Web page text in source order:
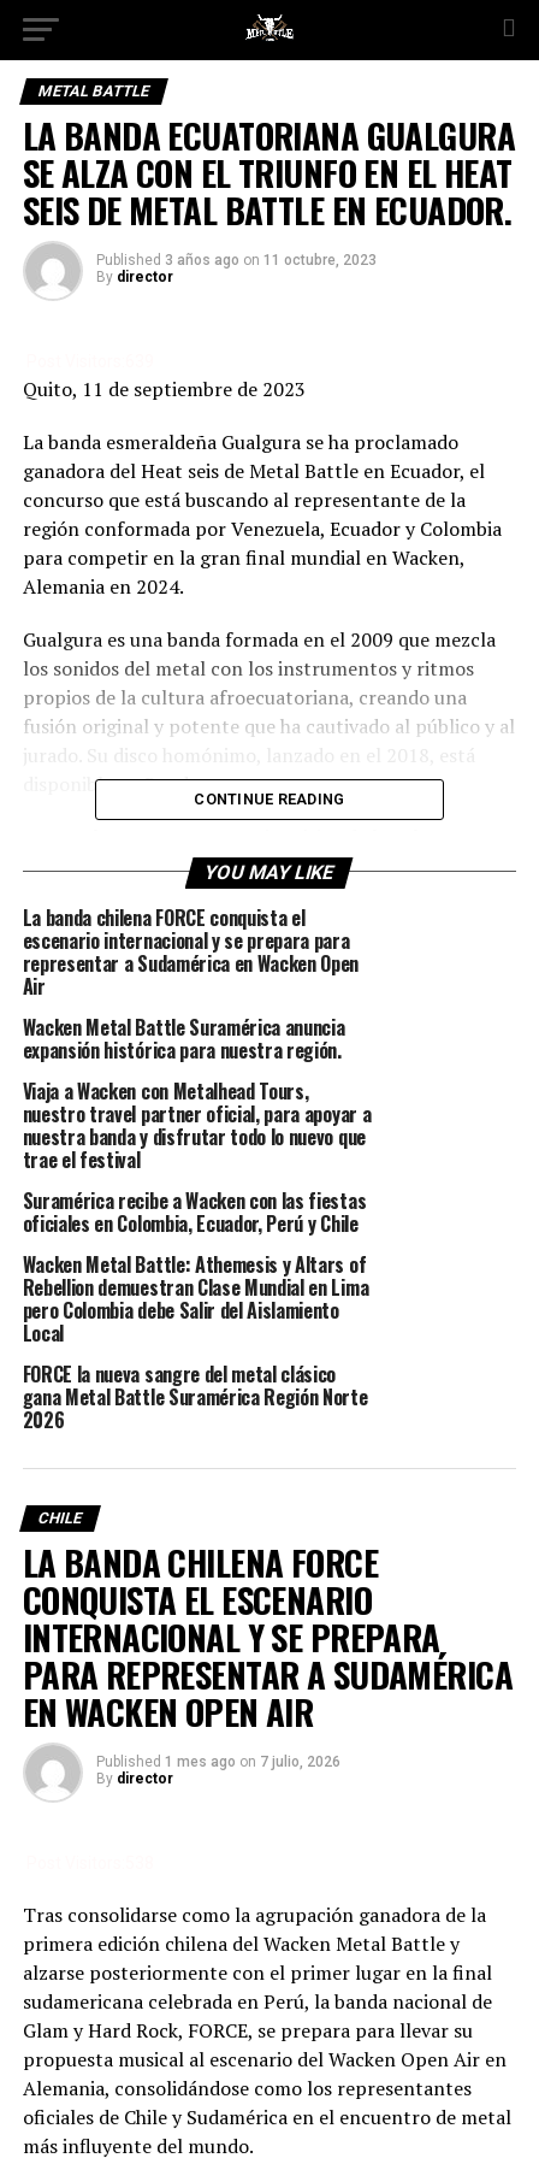
METAL BATTLE
LA BANDA ECUATORIANA GUALGURA
SE ALZA CON EL TRIUNFO EN EL HEAT
SEIS DE METAL BATTLE EN ECUADOR.
Published 3 años ago on 11 octubre, 2023
By director
Quito, 11 de septiembre de 2023
La banda esmeraldeña Gualgura se ha proclamado
ganadora del Heat seis de Metal Battle en Ecuador, el
concurso que está buscando al representante de la
región conformada por Venezuela, Ecuador y Colombia
para competir en la gran final mundial en Wacken,
Alemania en 2024.
Gualgura es una banda formada en el 2009 que mezcla
los sonidos del metal con los instrumentos y ritmos
propios de la cultura afroecuatoriana, creando una
fusión original y potente que ha cautivado al público y al
disponible en Bandcamp.
afroecuatoriana, que se cree que es un espíritu que
adopta la forma de una polla negra pequeña que atrae
con su piar. Según la leyenda, la gualgura sale por las
noches y tiene la virtud de convertirse en hombre.
Generalmente ataca a los trasnochadores, a quienes les
protegerse de la gualgura hay que hacerse la señal de la
cruz sobre las orejas
Con esta victoria, la agrupación se suma a las otras
cinco bandas finalistas de Ecuador, que se enfrentarán
su país en la gran final regional de Metal Battle, que se
realizará en Bogotá el 2 de diciembre.
La final regional contará con la participación de las
mejores bandas de metal de Colombia, Ecuador, Perú y
Venezuela, que competirán por el premio mayor: un
cupo en la final de Alemania para tocar en el prestigioso
festival Wacken Open Air 2024 junto a 30 bandas
finalista del planeta.
RELATED TOPICS: Ecuador Metal Battle Suramérica
UP NEXT
Ecuador ya tiene a sus cuatro finalistas para Wacken
Metal Battle Suramérica.
DON'T MISS
Pikawa, el poderoso sonido tribal, gana el Heat 5 de
Metal Battle Ecuador y se clasifica para la final
nacional.
CONTINUE READING
YOU MAY LIKE
La banda chilena FORCE conquista el
escenario internacional y se prepara para
representar a Sudamérica en Wacken Open
Air
Wacken Metal Battle Suramérica anuncia
expansión histórica para nuestra región.
Viaja a Wacken con Metalhead Tours,
nuestro travel partner oficial, para apoyar a
nuestra banda y disfrutar todo lo nuevo que
trae el festival
Suramérica recibe a Wacken con las fiestas
oficiales en Colombia, Ecuador, Perú y Chile
Wacken Metal Battle: Athemesis y Altars of
Rebellion demuestran Clase Mundial en Lima
pero Colombia debe Salir del Aislamiento
Local
FORCE la nueva sangre del metal clásico
gana Metal Battle Suramérica Región Norte
2026
CHILE
LA BANDA CHILENA FORCE
CONQUISTA EL ESCENARIO
INTERNACIONAL Y SE PREPARA
PARA REPRESENTAR A SUDAMÉRICA
EN WACKEN OPEN AIR
Published 1 mes ago on 7 julio, 2026
By director
Tras consolidarse como la agrupación ganadora de la
primera edición chilena del Wacken Metal Battle y
alzarse posteriormente con el primer lugar en la final
sudamericana celebrada en Perú, la banda nacional de
Glam y Hard Rock, FORCE, se prepara para llevar su
propuesta musical al escenario del Wacken Open Air en
Alemania, consolidándose como los representantes
oficiales de Chile y Sudamérica en el encuentro de metal
más influyente del mundo.